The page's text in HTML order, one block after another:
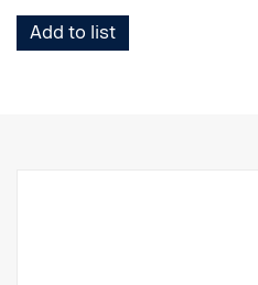
Add to list